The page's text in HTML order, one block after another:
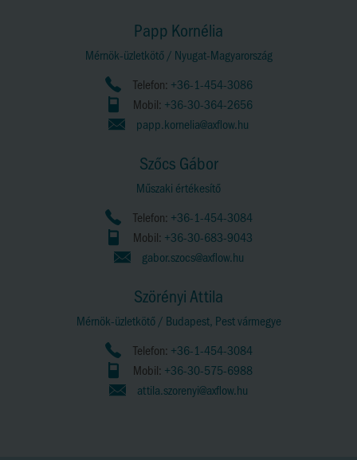
Papp Kornélia
Mérnök-üzletkötő / Nyugat-Magyarország
Telefon: +36-1-454-3086
Mobil: +36-30-364-2656
papp.kornelia@axflow.hu
Szőcs Gábor
Műszaki értékesítő
Telefon: +36-1-454-3084
Mobil: +36-30-683-9043
gabor.szocs@axflow.hu
Szörényi Attila
Mérnök-üzletkötő / Budapest, Pest vármegye
Telefon: +36-1-454-3084
Mobil: +36-30-575-6988
attila.szorenyi@axflow.hu